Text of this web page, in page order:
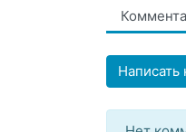
Написать